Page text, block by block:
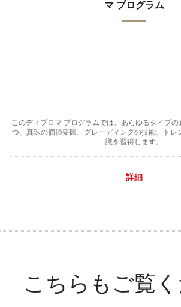
マ プログラム
このディプロマ プログラムでは、あらゆるタイプ
つ、真珠の価値要因、グレーディングの技能、トレ
識を習得します。
詳細
こちらもご覧